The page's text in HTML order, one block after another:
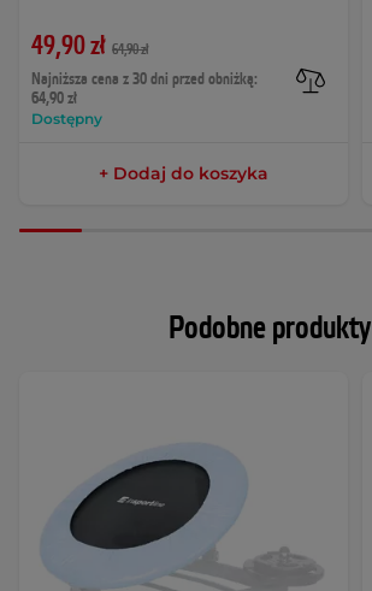
49,90 zł 64,90 zł
Najniższa cena z 30 dni przed obniżką:
64,90 zł
Dostępny
+ Dodaj do koszyka
Podobne produkty